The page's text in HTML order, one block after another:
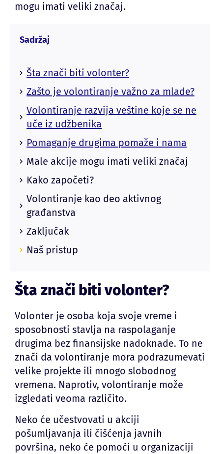
mogu imati veliki značaj.
Sadržaj
Šta znači biti volonter?
Zašto je volontiranje važno za mlade?
Volontiranje razvija veštine koje se ne
uče iz udžbenika
Pomaganje drugima pomaže i nama
Male akcije mogu imati veliki značaj
Kako započeti?
Volontiranje kao deo aktivnog
građanstva
Zaključak
Naš pristup
Šta znači biti volonter?
Volonter je osoba koja svoje vreme i
sposobnosti stavlja na raspolaganje
drugima bez finansijske nadoknade. To ne
znači da volontiranje mora podrazumevati
velike projekte ili mnogo slobodnog
vremena. Naprotiv, volontiranje može
izgledati veoma različito.
Neko će učestvovati u akciji
pošumljavanja ili čišćenja javnih
površina, neko će pomoći u organizaciji